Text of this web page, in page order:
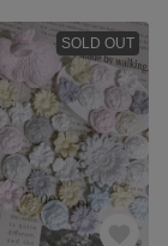
SOLD OUT